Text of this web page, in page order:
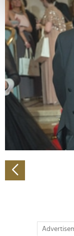
bestimmten
Erfahren Sie
verarbeitet
Abschnitt
Wir verwenden
personalisieren,
zu können und
analysieren.
Verwendung
soziale Medien,
Partner führen
haben oder die
gesammelt haben.